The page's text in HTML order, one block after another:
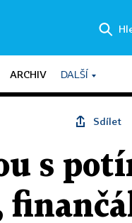
ARCHIV DALŠÍ
Sdílet
s